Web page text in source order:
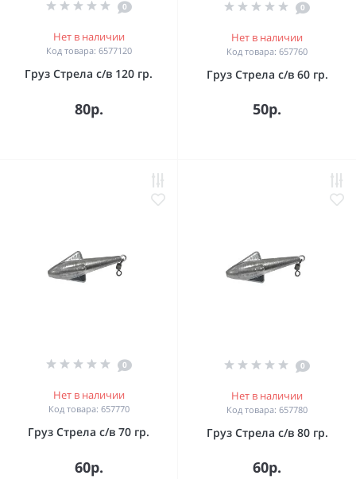
0
Нет в наличии
Код товара: 6577120
Груз Стрела с/в 120 гр.
80р.
0
Нет в наличии
Код товара: 657760
Груз Стрела с/в 60 гр.
50р.
0
Нет в наличии
Код товара: 657770
Груз Стрела с/в 70 гр.
60р.
0
Нет в наличии
Код товара: 657780
Груз Стрела с/в 80 гр.
60р.